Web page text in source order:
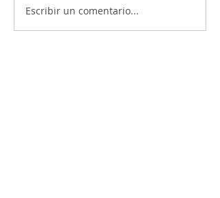
Escribir un comentario...